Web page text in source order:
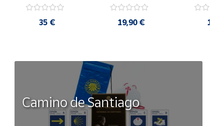
variedad de acero y
35 €
disponibles en Acero y
19,90 €
Camino de Santiago